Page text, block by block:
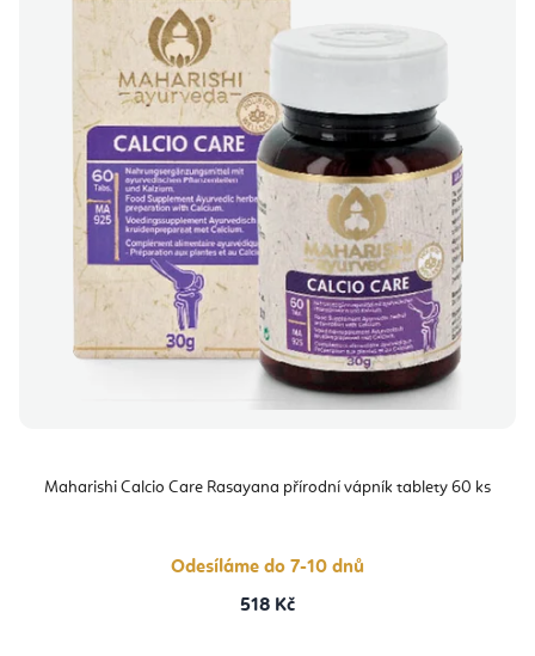
Maharishi Calcio Care Rasayana přírodní vápník tablety 60 ks
Odesíláme do 7-10 dnů
518 Kč